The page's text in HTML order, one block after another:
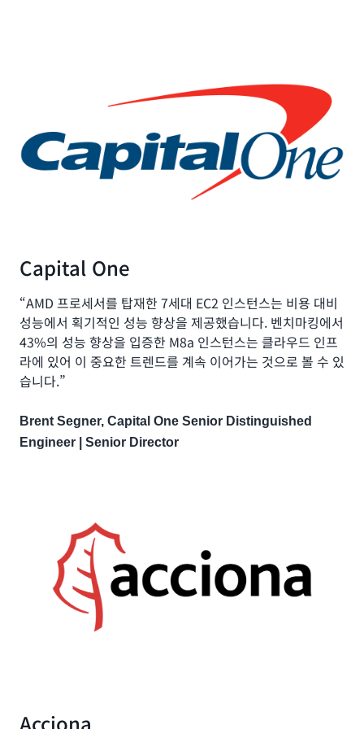
(예: Apache Hadoop 및 Apache Spark 클러스터),
기타 엔터프라이즈 애플리케이션에 적합합니다.
Capital One
“AMD 프로세서를 탑재한 7세대 EC2 인스턴스는 비용 대비
성능에서 획기적인 성능 향상을 제공했습니다. 벤치마킹에서
43%의 성능 향상을 입증한 M8a 인스턴스는 클라우드 인프
라에 있어 이 중요한 트렌드를 계속 이어가는 것으로 볼 수 있
습니다.”
Brent Segner, Capital One Senior Distinguished
Engineer | Senior Director
Acciona